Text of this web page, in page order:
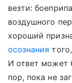
везти:
воздушного
хороший
осознания
И ответ может
пор, пока не